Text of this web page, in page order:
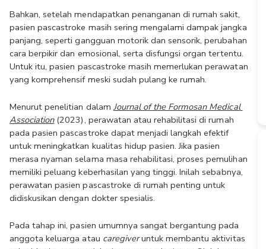
Bahkan, setelah mendapatkan penanganan di rumah sakit,
pasien pascastroke masih sering mengalami dampak jangka
panjang, seperti gangguan motorik dan sensorik, perubahan
cara berpikir dan emosional, serta disfungsi organ tertentu.
Untuk itu, pasien pascastroke masih memerlukan perawatan
yang komprehensif meski sudah pulang ke rumah.
Menurut penelitian dalam Journal of the Formosan Medical
Association (2023), perawatan atau rehabilitasi di rumah
pada pasien pascastroke dapat menjadi langkah efektif
untuk meningkatkan kualitas hidup pasien. Jika pasien
merasa nyaman selama masa rehabilitasi, proses pemulihan
memiliki peluang keberhasilan yang tinggi. Inilah sebabnya,
perawatan pasien pascastroke di rumah penting untuk
didiskusikan dengan dokter spesialis.
Pada tahap ini, pasien umumnya sangat bergantung pada
anggota keluarga atau caregiver untuk membantu aktivitas